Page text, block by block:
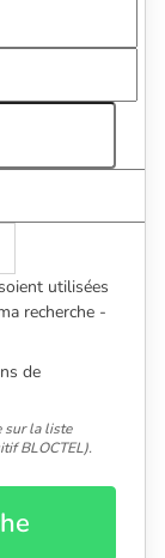
utilisées
recherche -
de
sur la liste
BLOCTEL).